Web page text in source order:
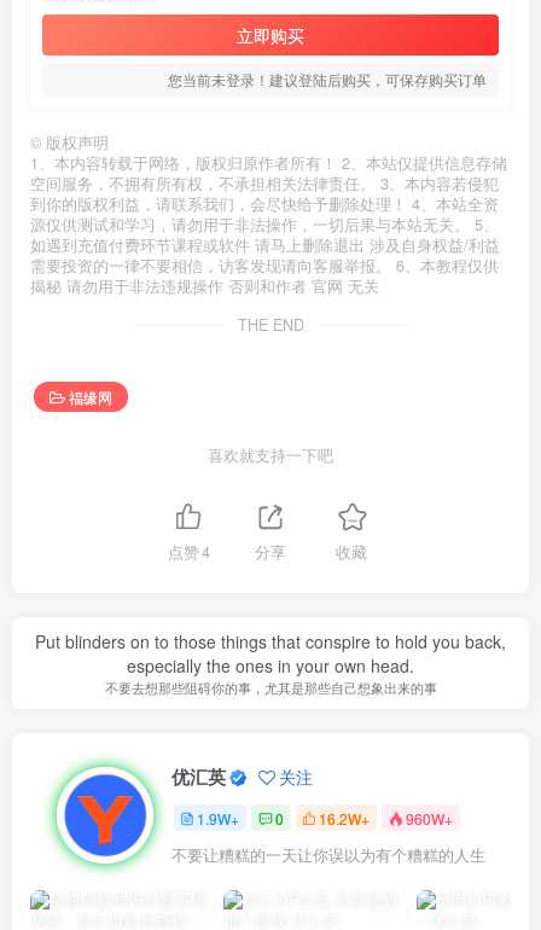
立即购买
您当前未登录！建议登陆后购买，可保存购买订单
© 版权声明
1、本内容转载于网络，版权归原作者所有！ 2、本站仅提供信息存储
空间服务，不拥有所有权，不承担相关法律责任。 3、本内容若侵犯
到你的版权利益，请联系我们，会尽快给予删除处理！ 4、本站全资
源仅供测试和学习，请勿用于非法操作，一切后果与本站无关。 5、
如遇到充值付费环节课程或软件 请马上删除退出 涉及自身权益/利益
需要投资的一律不要相信，访客发现请向客服举报。 6、本教程仅供
揭秘 请勿用于非法违规操作 否则和作者 官网 无关
THE END
福缘网
喜欢就支持一下吧
点赞4 分享 收藏
Put blinders on to those things that conspire to hold you back,
especially the ones in your own head.
不要去想那些阻碍你的事，尤其是那些自己想象出来的事
优汇英 关注
1.9W+ 0 16.2W+ 960W+
不要让糟糕的一天让你误以为有个糟糕的人生